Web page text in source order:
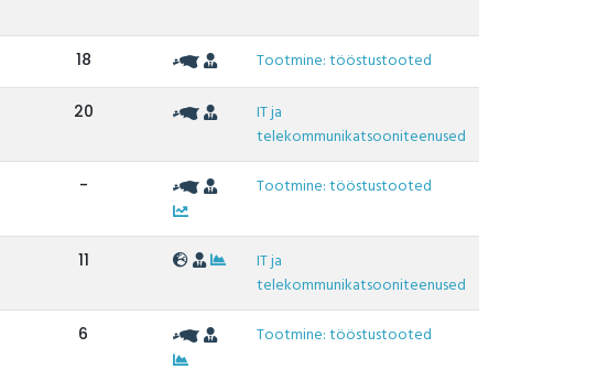
18 Tootmine: tööstustooted
20
IT ja
telekommunikatsooniteenused
- Tootmine: tööstustooted
11
IT ja
telekommunikatsooniteenused
6 Tootmine: tööstustooted